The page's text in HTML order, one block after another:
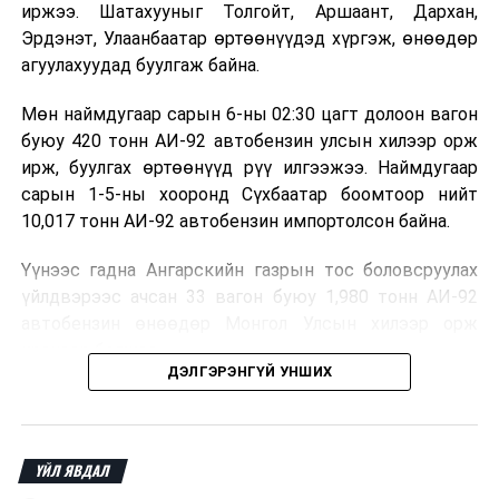
бэлтгэл ажлыг хийж ирсэн бүх хамт олондоо
талархал илэрхийлье.
цахилгаан станц, Эмээлт эко аж үйлдвэрийн паркийг
түшиглэсэн цахилгаан станц, Дамбадаржаа станц,
Дэнжийн мянга станц, хийн станцууд, хог шатааж
эрчим хүч үйлдвэрлэх, Хүннү хотын станц гээд хэд
хэдэн станцын төслийг хэрэгжүүлнэ. Агаарын
иргэдийг ая, тухтай амьдруулах томоохон төслүүдээ
урагшлуулахын төлөө үргэлж ажиллана. Ард түмэнд
ашиглалтад оруулахын төлөө ажиллацгаая” хэмээн
иржээ. Шатахууныг Толгойт, Аршаант, Дархан,
Эрдэнэт, Улаанбаатар өртөөнүүдэд хүргэж, өнөөдөр
агуулахуудад буулгаж байна.
Мөн наймдугаар сарын 6-ны 02:30 цагт долоон вагон
буюу 420 тонн АИ-92 автобензин улсын хилээр орж
ирж, буулгах өртөөнүүд рүү илгээжээ. Наймдугаар
сарын 1-5-ны хооронд Сүхбаатар боомтоор нийт
10,017 тонн АИ-92 автобензин импортолсон байна.
Үүнээс гадна Ангарскийн газрын тос боловсруулах
үйлдвэрээс ачсан 33 вагон буюу 1,980 тонн АИ-92
ирэхээр болжээ.
шатахуун импортлогч аж ахуйн нэгжүүд хамтран
турш тасралтгүй хүргэж, хангамжийг хэвийн
ДЭЛГЭРЭНГҮЙ УНШИХ
ҮЙЛ ЯВДАЛ